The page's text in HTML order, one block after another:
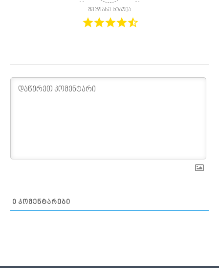
შეაფასე სტატია
0 ᲙᲝᲛᲔᲜᲢᲐᲠᲔᲑᲘ